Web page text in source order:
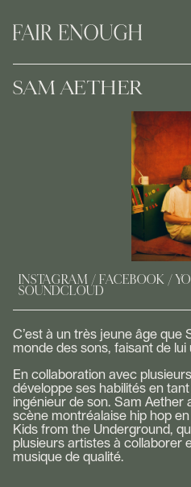
SAM AETHER
INSTAGRAM FACEBOOK
SOUNDCLOUD
C’est à un très jeune âge que
monde des sons, faisant de lui
En collaboration avec
développe ses habilités en
ingénieur de son. Sam Aether
scène montréalaise hip hop
Kids from the Underground,
plusieurs artistes à collaborer
musique de qualité.